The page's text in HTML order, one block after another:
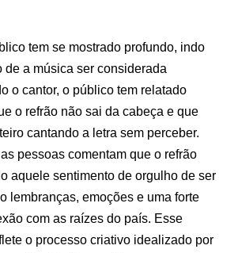
tem se mostrado profundo, indo
de a música ser considerada
o cantor, o público tem relatado
o refrão não sai da cabeça e que
cantando a letra sem perceber.
pessoas comentam que o refrão
aquele sentimento de orgulho de ser
lembranças, emoções e uma forte
com as raízes do país. Esse
o processo criativo idealizado por